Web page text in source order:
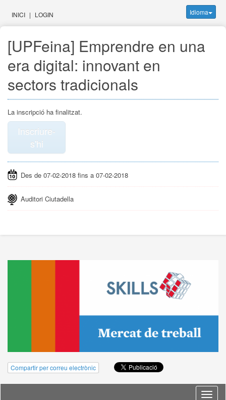
INICI | LOGIN Idioma
[UPFeina] Emprendre en una
era digital: innovant en
sectors tradicionals
La inscripció ha finalitzat.
Inscriure-
s'hi
Des de 07-02-2018 fins a 07-02-2018
Auditori Ciutadella
Compartir per correu electrònic
Idioma